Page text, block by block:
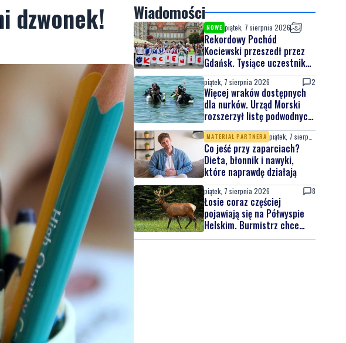
dzwonek! Wiadomości
NOWE piątek, 7 sierpnia 2026
Rekordowy Pochód
Kociewski przeszedł przez
Gdańsk. Tysiące uczestników
na jubileuszowej edycji
piątek, 7 sierpnia 2026 2
Więcej wraków dostępnych
dla nurków. Urząd Morski
rozszerzył listę podwodnych
atrakcji
MATERIAŁ PARTNERA
Co jeść przy zaparciach?
Dieta, błonnik i nawyki,
które naprawdę działają
piątek, 7 sierpnia 2026 8
Łosie coraz częściej
pojawiają się na Półwyspie
Helskim. Burmistrz chce
nowych znaków drogowych